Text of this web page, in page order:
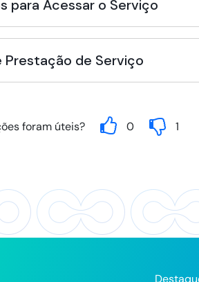
para Acessar o Serviço
Prestação de Serviço
foram úteis? 0 1